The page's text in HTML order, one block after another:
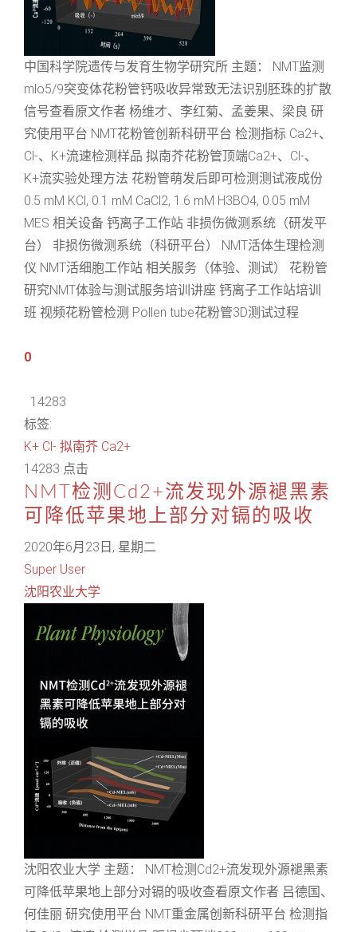
中国科学院遗传与发育生物学研究所 主题： NMT监测
mlo5/9突变体花粉管钙吸收异常致无法识别胚珠的扩散
信号查看原文作者 杨维才、李红菊、孟姜果、梁良 研
究使用平台 NMT花粉管创新科研平台 检测指标 Ca2+、
Cl-、K+流速检测样品 拟南芥花粉管顶端Ca2+、Cl-、
K+流实验处理方法 花粉管萌发后即可检测测试液成份
0.5 mM KCl, 0.1 mM CaCl2, 1.6 mM H3BO4, 0.05 mM
MES 相关设备 钙离子工作站 非损伤微测系统（研发平
台） 非损伤微测系统（科研平台） NMT活体生理检测
仪 NMT活细胞工作站 相关服务（体验、测试） 花粉管
研究NMT体验与测试服务培训讲座 钙离子工作站培训
班 视频花粉管检测 Pollen tube花粉管3D测试过程
0
14283
标签:
K+ Cl- 拟南芥 Ca2+
14283 点击
NMT检测Cd2+流发现外源褪黑素
可降低苹果地上部分对镉的吸收
2020年6月23日, 星期二
Super User
沈阳农业大学
沈阳农业大学 主题： NMT检测Cd2+流发现外源褪黑素
可降低苹果地上部分对镉的吸收查看原文作者 吕德国、
何佳丽 研究使用平台 NMT重金属创新科研平台 检测指